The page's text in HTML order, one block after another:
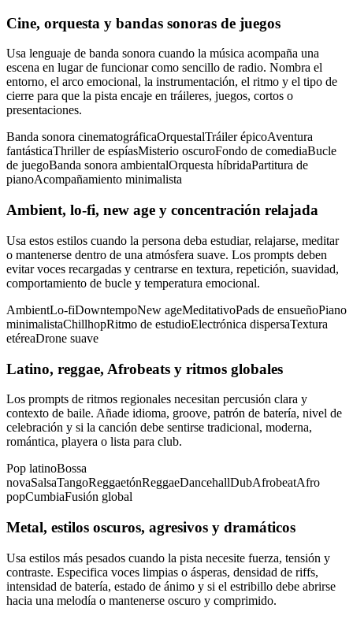
Cine, orquesta y bandas sonoras de juegos
Usa lenguaje de banda sonora cuando la música acompaña una
escena en lugar de funcionar como sencillo de radio. Nombra el
entorno, el arco emocional, la instrumentación, el ritmo y el tipo de
cierre para que la pista encaje en tráileres, juegos, cortos o
presentaciones.
Banda sonora cinematográficaOrquestalTráiler épicoAventura
fantásticaThriller de espíasMisterio oscuroFondo de comediaBucle
de juegoBanda sonora ambientalOrquesta híbridaPartitura de
pianoAcompañamiento minimalista
Ambient, lo-fi, new age y concentración relajada
Usa estos estilos cuando la persona deba estudiar, relajarse, meditar
o mantenerse dentro de una atmósfera suave. Los prompts deben
evitar voces recargadas y centrarse en textura, repetición, suavidad,
comportamiento de bucle y temperatura emocional.
AmbientLo-fiDowntempoNew ageMeditativoPads de ensueñoPiano
minimalistaChillhopRitmo de estudioElectrónica dispersaTextura
etéreaDrone suave
Latino, reggae, Afrobeats y ritmos globales
Los prompts de ritmos regionales necesitan percusión clara y
contexto de baile. Añade idioma, groove, patrón de batería, nivel de
celebración y si la canción debe sentirse tradicional, moderna,
romántica, playera o lista para club.
Pop latinoBossa
novaSalsaTangoReggaetónReggaeDancehallDubAfrobeatAfro
popCumbiaFusión global
Metal, estilos oscuros, agresivos y dramáticos
Usa estilos más pesados cuando la pista necesite fuerza, tensión y
contraste. Especifica voces limpias o ásperas, densidad de riffs,
intensidad de batería, estado de ánimo y si el estribillo debe abrirse
hacia una melodía o mantenerse oscuro y comprimido.